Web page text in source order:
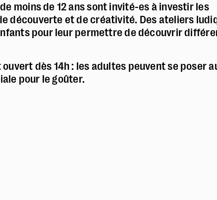
dyslexie :non
moins de 12 ans sont invité-es à investir les
découverte et de créativité. Des ateliers
pour leur permettre de découvrir
dès 14h : les adultes peuvent se poser
pour le goûter.